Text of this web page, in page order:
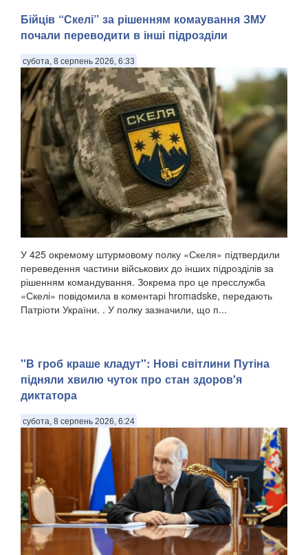
Бійців “Скелі” за рішенням комаування ЗМУ
почали переводити в інші підрозділи
субота, 8 серпень 2026, 6:33
У 425 окремому штурмовому полку «Скеля» підтвердили
переведення частини військових до інших підрозділів за
рішенням командування. Зокрема про це пресслужба
«Скелі» повідомила в коментарі hromadske, передають
Патріоти України. . У полку зазначили, що п...
"В гроб краше кладут": Нові світлини Путіна
підняли хвилю чуток про стан здоров'я
диктатора
субота, 8 серпень 2026, 6:24